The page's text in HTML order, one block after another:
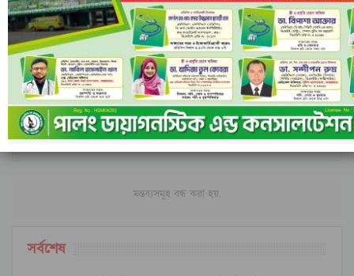
আগের পরবর্তী
মন্তব্য
ফেসবুক-এ মন্তব্য করুন
মন্তব্যসমূহ বন্ধ করা হয়.
সর্বশেষ